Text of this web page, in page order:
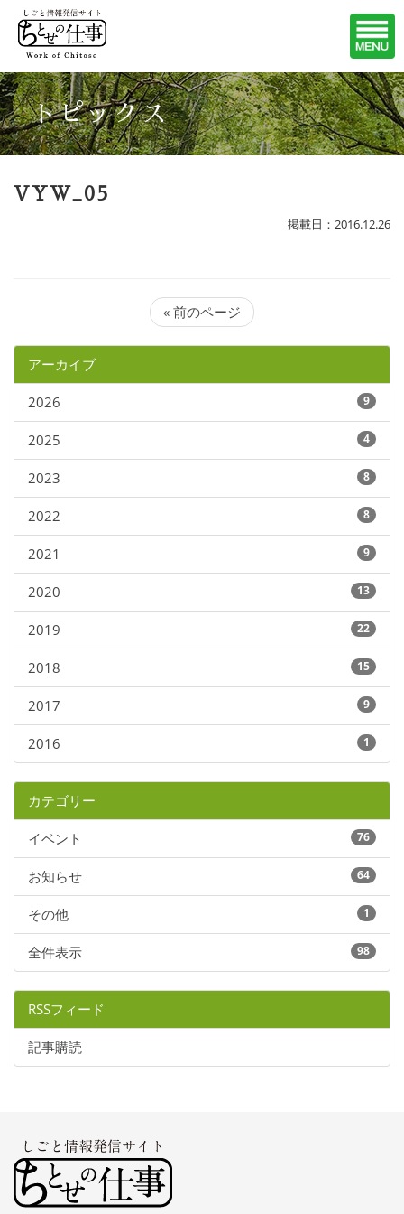
トピックス
VYW_05
掲載日：2016.12.26
« 前のページ
アーカイブ
2026 9
2025 4
2023 8
2022 8
2021 9
2020 13
2019 22
2018 15
2017 9
2016 1
カテゴリー
イベント 76
お知らせ 64
その他 1
全件表示 98
RSSフィード
記事購読